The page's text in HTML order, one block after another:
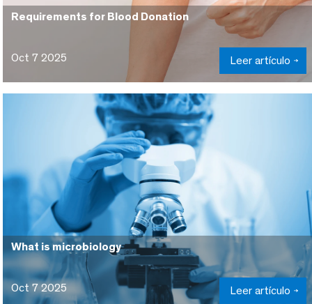
Requirements for Blood Donation
Oct 7 2025 Leer artículo
What is microbiology
Oct 7 2025 Leer artículo